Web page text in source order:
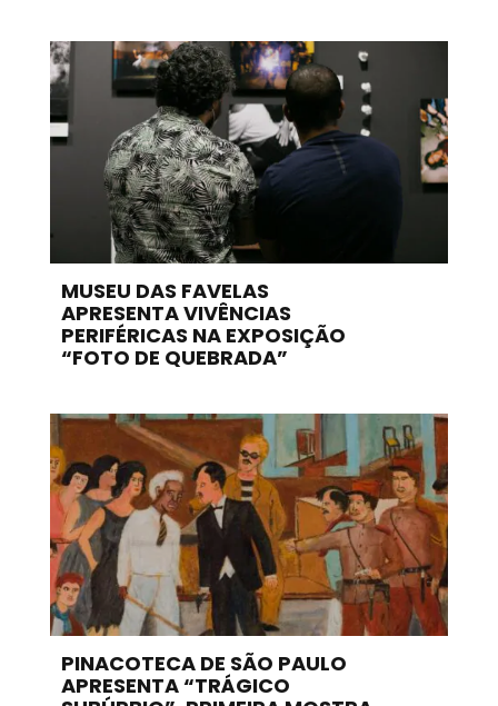
MUSEU DAS FAVELAS
APRESENTA VIVÊNCIAS
PERIFÉRICAS NA EXPOSIÇÃO
“FOTO DE QUEBRADA”
PINACOTECA DE SÃO PAULO
APRESENTA “TRÁGICO